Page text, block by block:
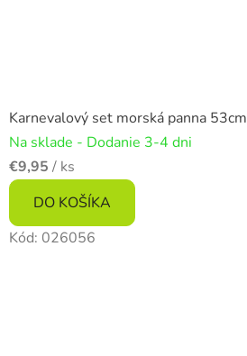
Karnevalový set morská panna 53cm
Na sklade - Dodanie 3-4 dni
€9,95 / ks
DO KOŠÍKA
Kód: 026056